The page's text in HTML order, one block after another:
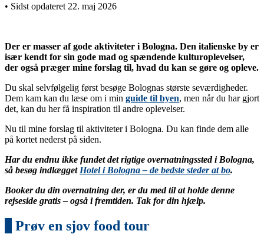
• Sidst opdateret 22. maj 2026
Der er masser af gode aktiviteter i Bologna. Den italienske by er
især kendt for sin gode mad og spændende kulturoplevelser,
der også præger mine forslag til, hvad du kan se gøre og opleve.
Du skal selvfølgelig først besøge Bolognas største seværdigheder.
Dem kam kan du læse om i min guide til byen, men når du har gjort
det, kan du her få inspiration til andre oplevelser.
Nu til mine forslag til aktiviteter i Bologna. Du kan finde dem alle
på kortet nederst på siden.
Har du endnu ikke fundet det rigtige overnatningssted i Bologna,
så besøg indlægget Hotel i Bologna – de bedste steder at bo.
Booker du din overnatning der, er du med til at holde denne
rejseside gratis – også i fremtiden. Tak for din hjælp.
Prøv en sjov food tour